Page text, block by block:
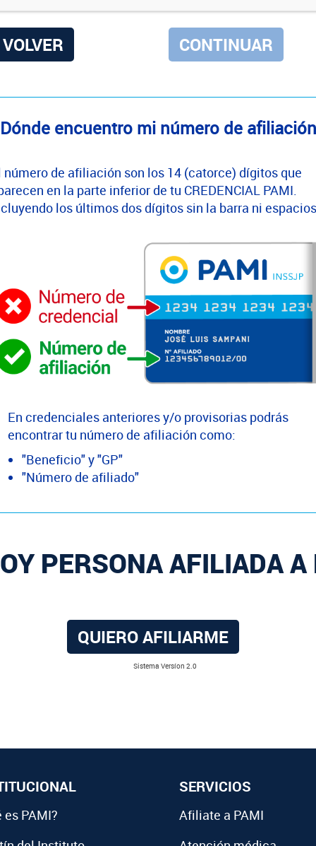
VOLVER
encuentro mi número de
número de afiliación son los 14 (catorce) dígitos que
en la parte inferior de tu CREDENCIAL PAMI.
los últimos dos dígitos sin la barra ni
En credenciales anteriores y/o provisorias podrás
encontrar tu número de afiliación como:
"Beneficio" y "GP"
"Número de afiliado"
PERSONA AFILIADA
QUIERO AFILIARME
Sistema Versíon 2.0
es PAMI?
SERVICIOS
Afiliate a PAMI